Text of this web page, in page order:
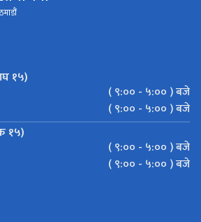
१५)
( ९:०० - ५:०० ) बजे
( ९:०० - ५:०० ) बजे
१५)
( ९:०० - ५:०० ) बजे
( ९:०० - ५:०० ) बजे